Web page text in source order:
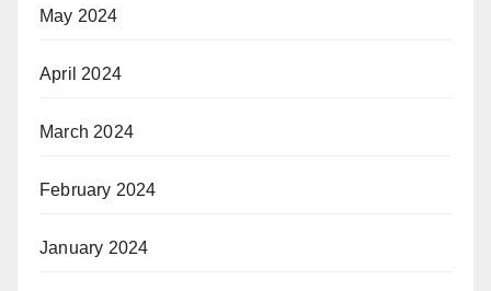
May 2024
April 2024
March 2024
February 2024
January 2024